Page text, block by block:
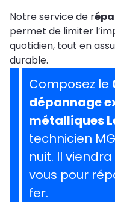
Notre service de r
permet de limiter
quotidien, tout en
durable.
Composez le
dépannage
métalliques
technicien
nuit. Il
vous pour
fer.